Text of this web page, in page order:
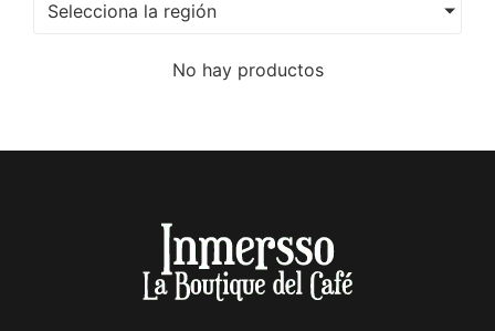
Selecciona la región
No hay productos